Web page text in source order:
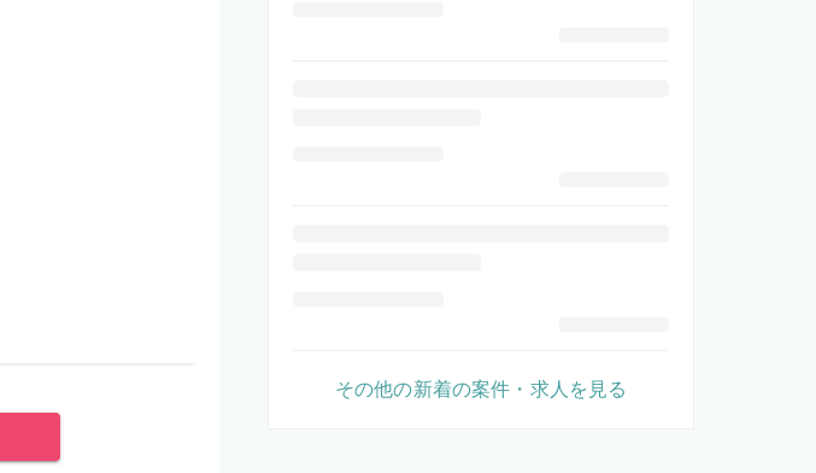
その他の新着の案件・求人を見る